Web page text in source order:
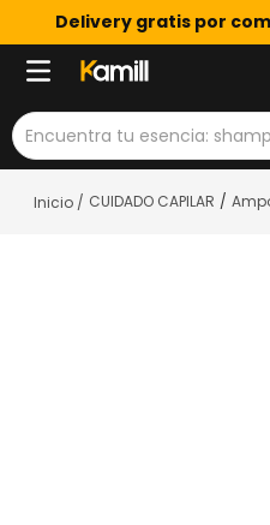
Delivery gratis por
Encuentra tu esencia:
CUIDADO CAPILAR